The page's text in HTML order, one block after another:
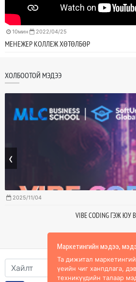
10мин 2022/04/25
МЕНЕЖЕР КОЛЛЕЖ ХӨТӨЛБӨР
ХОЛБООТОЙ МЭДЭЭ
2025/11/04
VIBE CODING ГЭЖ ЮУ
‹
Маркетингийн мэдээ,
Та дижитал
үеийн чиг ханпдлага,
техникүүдийн талаар